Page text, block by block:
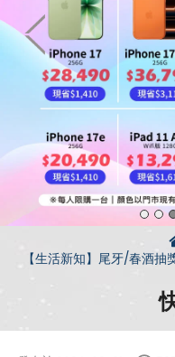
【生活新知】尾牙/春酒